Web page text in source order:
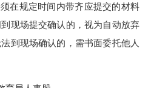
在规定时间内带齐应提交的材料
现场提交确认的，视为自动放弃
到现场确认的，需书面委托他人